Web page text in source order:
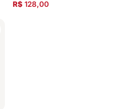
R$ 128,00